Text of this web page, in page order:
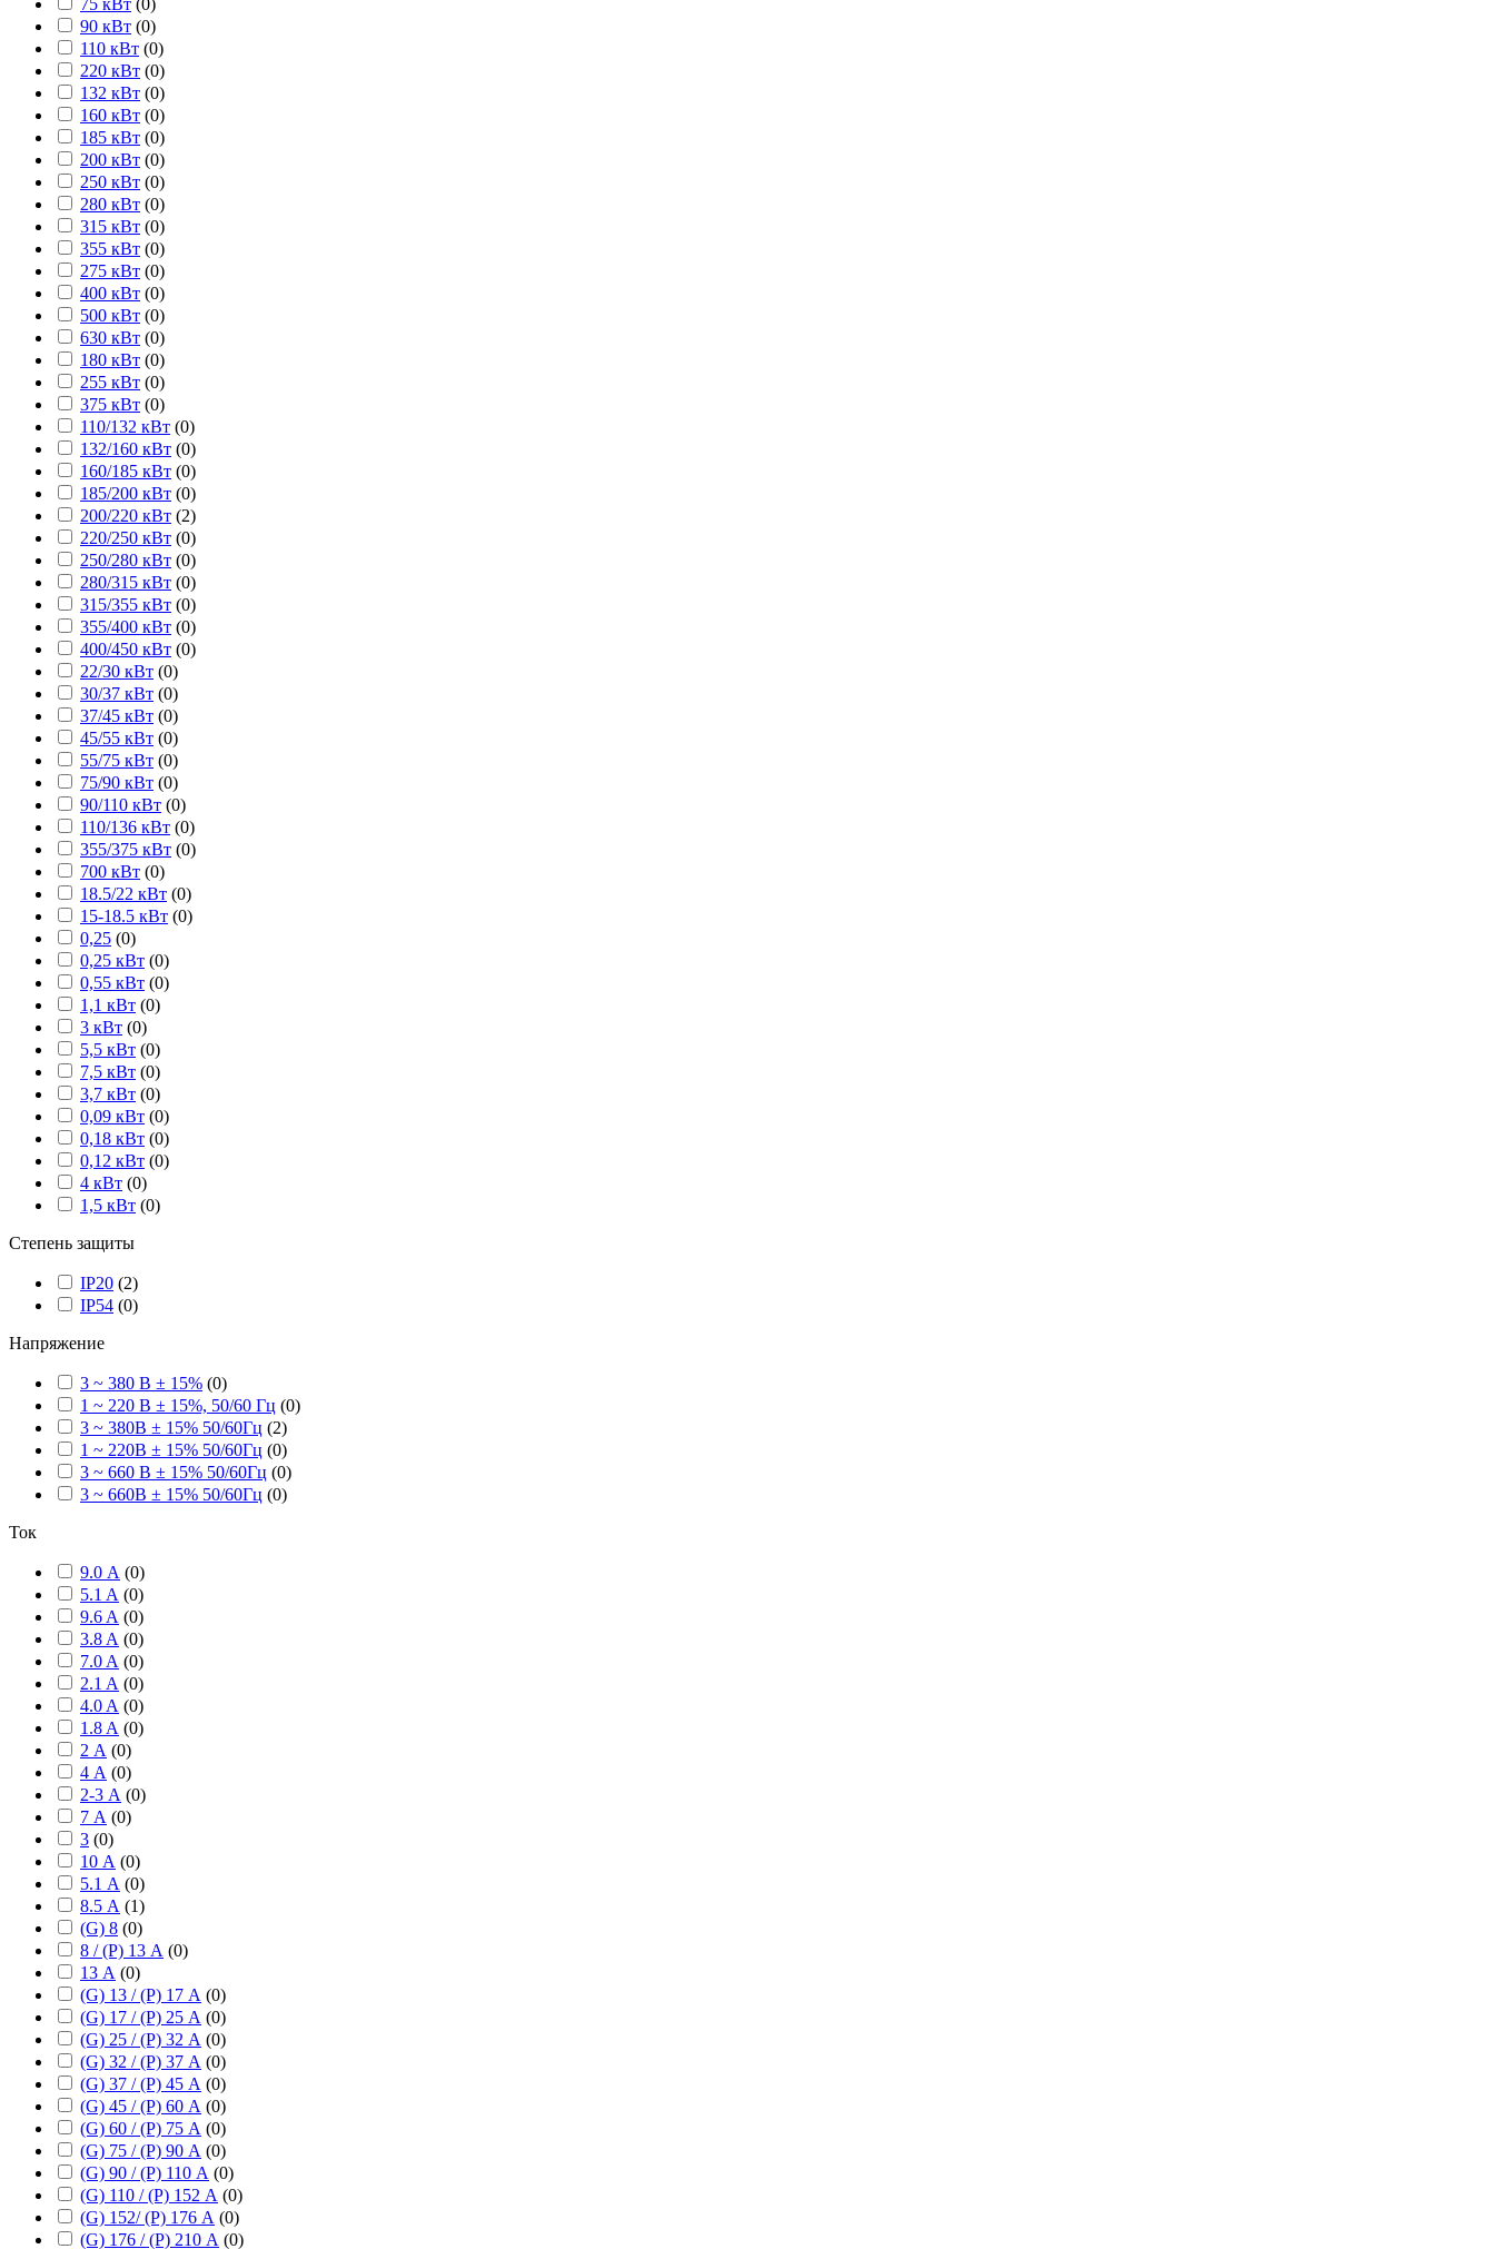
75 кВт (0)
90 кВт (0)
110 кВт (0)
220 кВт (0)
132 кВт (0)
160 кВт (0)
185 кВт (0)
200 кВт (0)
250 кВт (0)
280 кВт (0)
315 кВт (0)
355 кВт (0)
275 кВт (0)
400 кВт (0)
500 кВт (0)
630 кВт (0)
180 кВт (0)
255 кВт (0)
375 кВт (0)
110/132 кВт (0)
132/160 кВт (0)
160/185 кВт (0)
185/200 кВт (0)
200/220 кВт (2)
220/250 кВт (0)
250/280 кВт (0)
280/315 кВт (0)
315/355 кВт (0)
355/400 кВт (0)
400/450 кВт (0)
22/30 кВт (0)
30/37 кВт (0)
37/45 кВт (0)
45/55 кВт (0)
55/75 кВт (0)
75/90 кВт (0)
90/110 кВт (0)
110/136 кВт (0)
355/375 кВт (0)
700 кВт (0)
18.5/22 кВт (0)
15-18.5 кВт (0)
0,25 (0)
0,25 кВт (0)
0,55 кВт (0)
1,1 кВт (0)
3 кВт (0)
5,5 кВт (0)
7,5 кВт (0)
3,7 кВт (0)
0,09 кВт (0)
0,18 кВт (0)
0,12 кВт (0)
4 кВт (0)
1,5 кВт (0)
Степень защиты
IP20 (2)
IP54 (0)
Напряжение
3 ~ 380 В ± 15% (0)
1 ~ 220 В ± 15%, 50/60 Гц (0)
3 ~ 380В ± 15% 50/60Гц (2)
1 ~ 220В ± 15% 50/60Гц (0)
3 ~ 660 В ± 15% 50/60Гц (0)
3 ~ 660В ± 15% 50/60Гц (0)
Ток
9.0 А (0)
5.1 A (0)
9.6 A (0)
3.8 A (0)
7.0 A (0)
2.1 A (0)
4.0 A (0)
1.8 A (0)
2 А (0)
4 А (0)
2-3 А (0)
7 А (0)
3 (0)
10 А (0)
5.1 А (0)
8.5 А (1)
(G) 8 (0)
8 / (P) 13 А (0)
13 А (0)
(G) 13 / (P) 17 А (0)
(G) 17 / (P) 25 А (0)
(G) 25 / (P) 32 А (0)
(G) 32 / (P) 37 А (0)
(G) 37 / (P) 45 А (0)
(G) 45 / (P) 60 А (0)
(G) 60 / (P) 75 А (0)
(G) 75 / (P) 90 А (0)
(G) 90 / (P) 110 А (0)
(G) 110 / (P) 152 А (0)
(G) 152/ (P) 176 А (0)
(G) 176 / (P) 210 А (0)